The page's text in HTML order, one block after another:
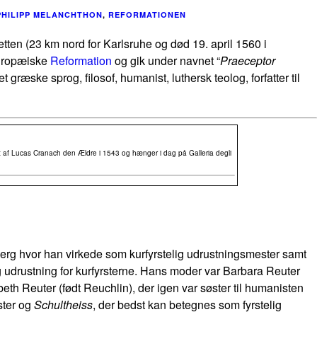
MELANCHTHON, REFORMATIONEN
(23 km nord for Karlsruhe og død 19. april 1560 i
Reformation og gik under navnet “Praeceptor
sprog, filosof, humanist, luthersk teolog, forfatter til
af Lucas Cranach den Ældre i 1543 og hænger i dag på Galleria degli
hvor han virkede som kurfyrstelig udrustningsmester samt
for kurfyrsterne. Hans moder var Barbara Reuter
Reuter (født Reuchlin), der igen var søster til humanisten
og Schultheiss, der bedst kan betegnes som fyrstelig